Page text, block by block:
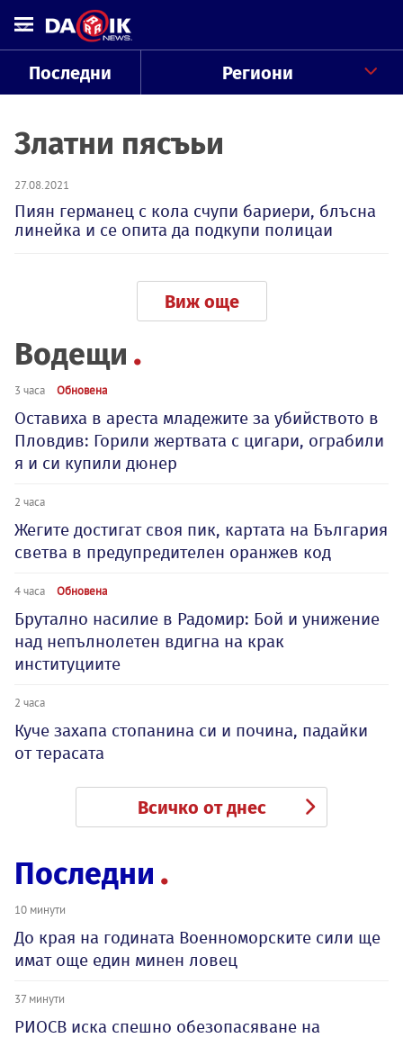
Последни Региони
Златни пясъьи
27.08.2021
Пиян германец с кола счупи бариери, блъсна
линейка и се опита да подкупи полицаи
Виж още
Водещи
3 часа Обновена
Оставиха в ареста младежите за убийството в
Пловдив: Горили жертвата с цигари, ограбили
я и си купили дюнер
2 часа
Жегите достигат своя пик, картата на България
светва в предупредителен оранжев код
4 часа Обновена
Брутално насилие в Радомир: Бой и унижение
над непълнолетен вдигна на крак
институциите
2 часа
Куче захапа стопанина си и почина, падайки
от терасата
Всичко от днес
Последни
10 минути
До края на годината Военноморските сили ще
имат още един минен ловец
37 минути
РИОСВ иска спешно обезопасяване на